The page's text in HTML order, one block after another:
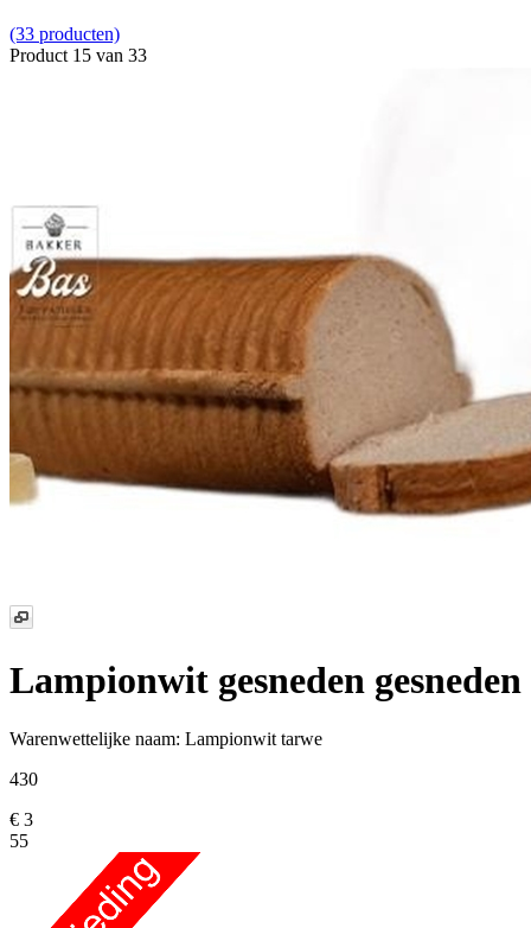
(33 producten)
Product 15 van 33
Lampionwit gesneden gesneden
Warenwettelijke naam: Lampionwit tarwe
430
€ 3
55